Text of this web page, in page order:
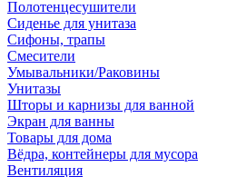
Полотенцесушители
Сиденье для унитаза
Сифоны, трапы
Смесители
Умывальники/Раковины
Унитазы
Шторы и карнизы для ванной
Экран для ванны
Товары для дома
Вёдра, контейнеры для мусора
Вентиляция